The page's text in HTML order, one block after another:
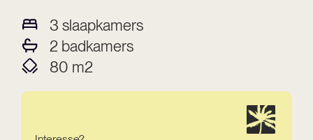
3 slaapkamers
2 badkamers
80 m2